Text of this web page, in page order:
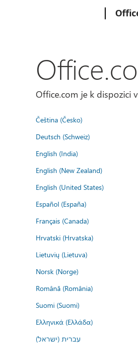
Office.com je k dispozici
Čeština (Česko)
Deutsch (Schweiz)
English (India)
English (New Zealand)
English (United States)
Español (España)
Français (Canada)
Hrvatski (Hrvatska)
Lietuvių (Lietuva)
Norsk (Norge)
Română (România)
Suomi (Suomi)
Ελληνικά (Ελλάδα)
עברית (ישראל)